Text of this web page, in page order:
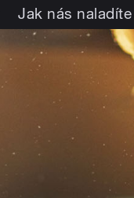
Jak nás naladíte